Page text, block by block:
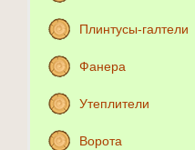
Плинтусы-галтели
Фанера
Утеплители
Ворота